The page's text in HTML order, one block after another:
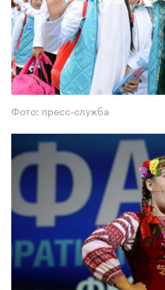
Фото: пресс-служба